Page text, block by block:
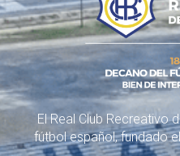
El Real Club Recreativo
fútbol español, fundado